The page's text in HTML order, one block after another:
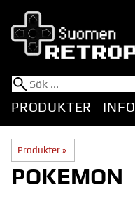
PRODUKTER INFO
Produkter ‪»
POKEMON